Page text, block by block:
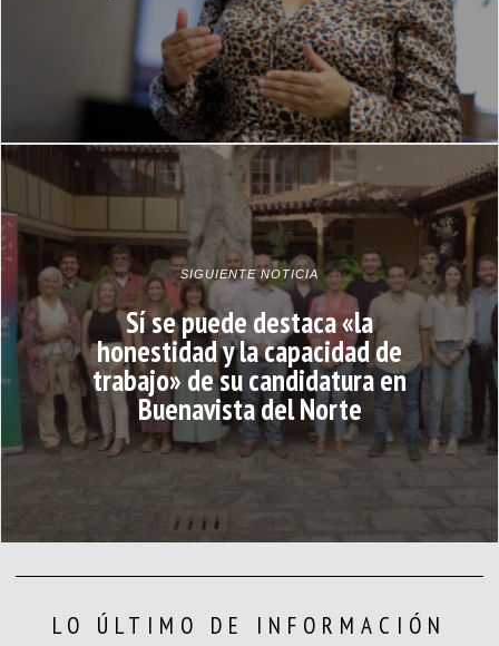
SIGUIENTE NOTICIA
Sí se puede destaca «la
honestidad y la capacidad de
trabajo» de su candidatura en
Buenavista del Norte
LO ÚLTIMO DE INFORMACIÓN